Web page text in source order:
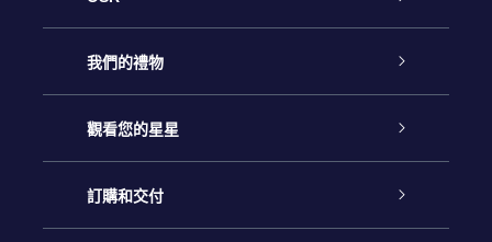
客戶服務
聯繫我們
博客
我們的禮物
Online Star禮物
OSR禮物包
觀看您的星星
星星注册
訂購和交付